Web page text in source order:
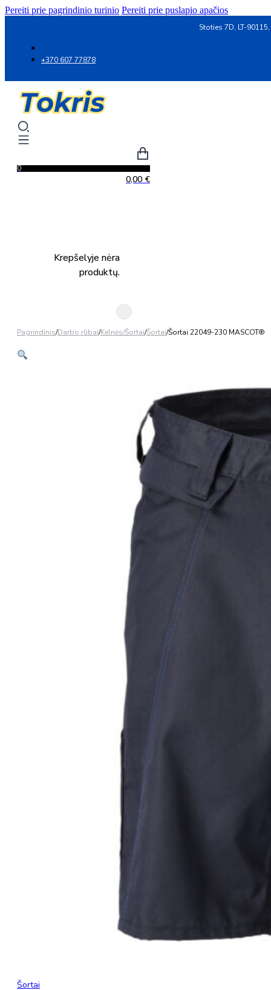
Pereiti prie pagrindinio turinio Pereiti prie puslapio apačios
Stoties 7D, LT-
+370 607 77878
0
0,00 €
Krepšelyje nėra
produktų.
Pagrindinis/Darbo rūbai/Kelnės/Šortai/Šortai/Šortai 22049-230 MASCOT®
Šortai